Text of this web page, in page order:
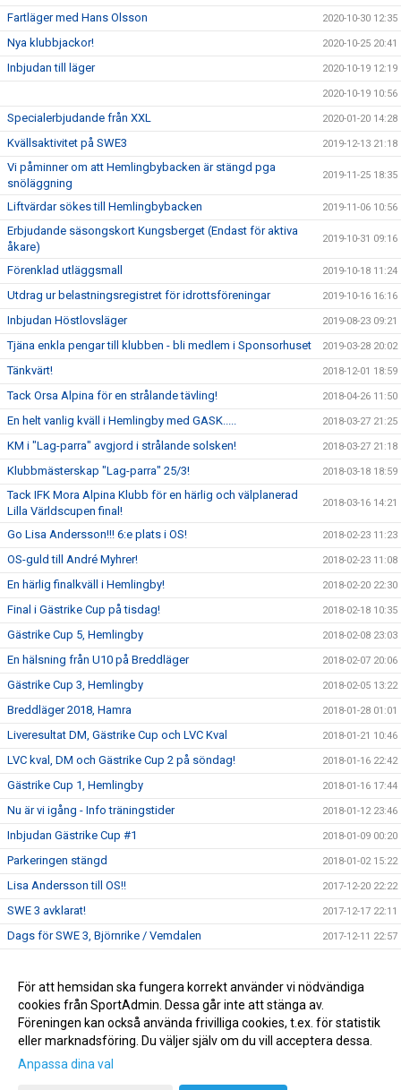
Fartläger med Hans Olsson 2020-10-30 12:35
Nya klubbjackor! 2020-10-25 20:41
Inbjudan till läger 2020-10-19 12:19
2020-10-19 10:56
Specialerbjudande från XXL 2020-01-20 14:28
Kvällsaktivitet på SWE3 2019-12-13 21:18
Vi påminner om att Hemlingbybacken är stängd pga
snöläggning
2019-11-25 18:35
Liftvärdar sökes till Hemlingbybacken 2019-11-06 10:56
Erbjudande säsongskort Kungsberget (Endast för aktiva
åkare)
2019-10-31 09:16
Förenklad utläggsmall 2019-10-18 11:24
Utdrag ur belastningsregistret för idrottsföreningar 2019-10-16 16:16
Inbjudan Höstlovsläger 2019-08-23 09:21
Tjäna enkla pengar till klubben - bli medlem i Sponsorhuset 2019-03-28 20:02
Tänkvärt! 2018-12-01 18:59
Tack Orsa Alpina för en strålande tävling! 2018-04-26 11:50
En helt vanlig kväll i Hemlingby med GASK..... 2018-03-27 21:25
KM i "Lag-parra" avgjord i strålande solsken! 2018-03-27 21:18
Klubbmästerskap "Lag-parra" 25/3! 2018-03-18 18:59
Tack IFK Mora Alpina Klubb för en härlig och välplanerad
Lilla Världscupen final!
2018-03-16 14:21
Go Lisa Andersson!!! 6:e plats i OS! 2018-02-23 11:23
OS-guld till André Myhrer! 2018-02-23 11:08
En härlig finalkväll i Hemlingby! 2018-02-20 22:30
Final i Gästrike Cup på tisdag! 2018-02-18 10:35
Gästrike Cup 5, Hemlingby 2018-02-08 23:03
En hälsning från U10 på Breddläger 2018-02-07 20:06
Gästrike Cup 3, Hemlingby 2018-02-05 13:22
Breddläger 2018, Hamra 2018-01-28 01:01
Liveresultat DM, Gästrike Cup och LVC Kval 2018-01-21 10:46
LVC kval, DM och Gästrike Cup 2 på söndag! 2018-01-16 22:42
Gästrike Cup 1, Hemlingby 2018-01-16 17:44
Nu är vi igång - Info träningstider 2018-01-12 23:46
Inbjudan Gästrike Cup #1 2018-01-09 00:20
Parkeringen stängd 2018-01-02 15:22
Lisa Andersson till OS!! 2017-12-20 22:22
SWE 3 avklarat! 2017-12-17 22:11
Dags för SWE 3, Björnrike / Vemdalen 2017-12-11 22:57
SWE 2 - Läger i Björnrike 2017-11-27 16:19
GASK Klubbjacka 2017/2018 2017-11-13 21:16
För att hemsidan ska fungera korrekt använder vi nödvändiga
cookies från SportAdmin. Dessa går inte att stänga av.
Föreningen kan också använda frivilliga cookies, t.ex. för statistik
eller marknadsföring. Du väljer själv om du vill acceptera dessa.
Anpassa dina val